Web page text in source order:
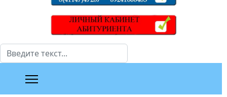
Поиск